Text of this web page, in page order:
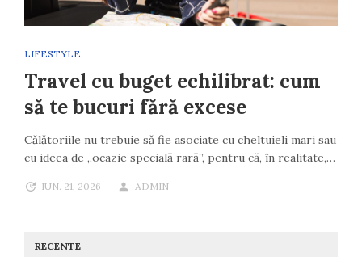
LIFESTYLE
Travel cu buget echilibrat: cum
să te bucuri fără excese
Călătoriile nu trebuie să fie asociate cu cheltuieli mari sau
cu ideea de „ocazie specială rară”, pentru că, în realitate,…
IUN. 21, 2026 ADMIN
RECENTE